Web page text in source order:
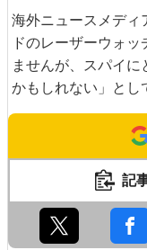
海外ニュースメディ
ドのレーザーウォ
ませんが、スパイ
かもしれない」とし
記